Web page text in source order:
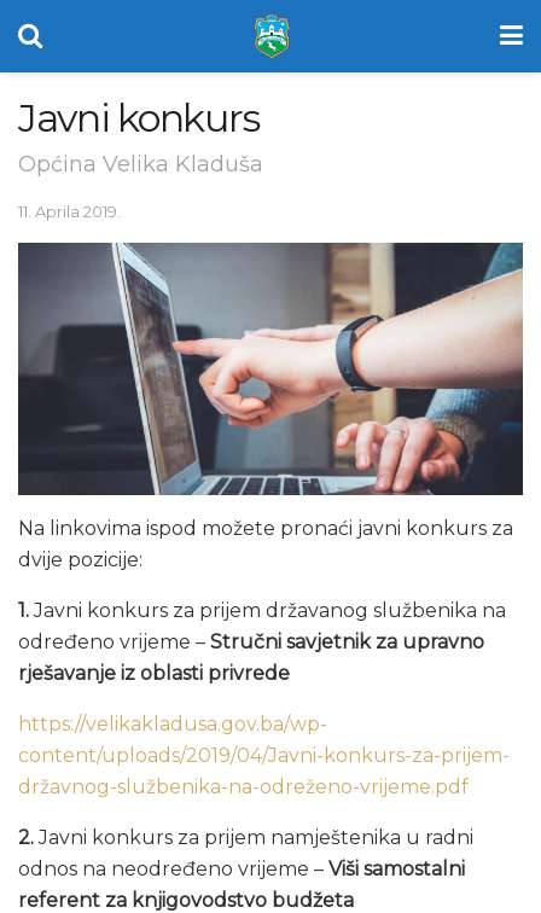
Javni konkurs
Općina Velika Kladuša
11. Aprila 2019.
Na linkovima ispod možete pronaći javni konkurs za
dvije pozicije:
1.Javni konkurs za prijem državanog službenika na
određeno vrijeme – Stručni savjetnik za upravno
rješavanje iz oblasti privrede
https://velikakladusa.gov.ba/wp-
content/uploads/2019/04/Javni-konkurs-za-prijem-
državnog-službenika-na-odreženo-vrijeme.pdf
2.Javni konkurs za prijem namještenika u radni
odnos na neodređeno vrijeme – Viši samostalni
referent za knjigovodstvo budžeta